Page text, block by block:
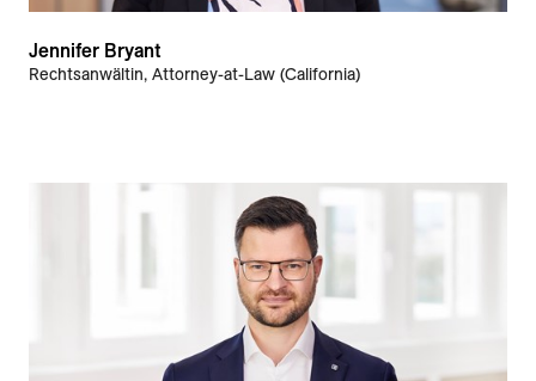
Jennifer Bryant
Rechtsanwältin, Attorney-at-Law (California)